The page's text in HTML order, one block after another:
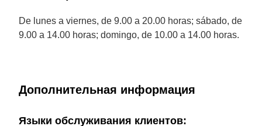
De lunes a viernes, de 9.00 a 20.00 horas; sábado, de
9.00 a 14.00 horas; domingo, de 10.00 a 14.00 horas.
Дополнительная информация
Языки обслуживания клиентов: